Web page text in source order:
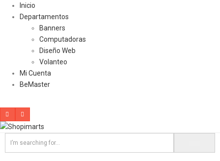
Inicio
Departamentos
Banners
Computadoras
Diseño Web
Volanteo
Mi Cuenta
BeMaster